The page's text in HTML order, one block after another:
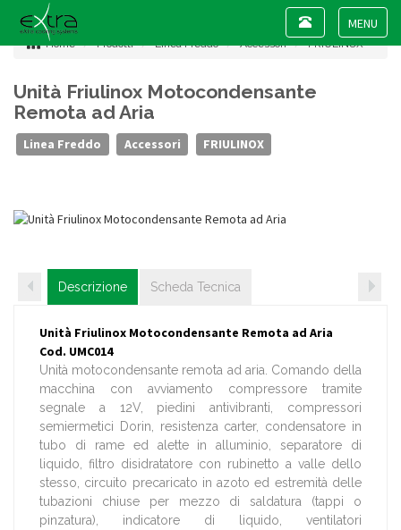
Toggle
Toggle
navigation
Home Prodotti Linea Freddo Accessori FRIULINOX
Unità Friulinox Motocondensante
Remota ad Aria
Linea Freddo Accessori FRIULINOX
Descrizione Scheda Tecnica
Unità Friulinox Motocondensante Remota ad Aria
Cod. UMC014
Unità motocondensante remota ad aria. Comando della
macchina con avviamento compressore tramite
segnale a 12V, piedini antivibranti, compressori
semiermetici Dorin, resistenza carter, condensatore in
tubo di rame ed alette in alluminio, separatore di
liquido, filtro disidratatore con rubinetto a valle dello
stesso, circuito precaricato in azoto ed estremità delle
tubazioni chiuse per mezzo di saldatura (tappi o
pinzatura), indicatore di liquido, ventilatori